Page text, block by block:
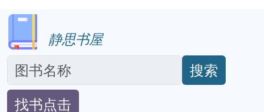
静思书屋
搜索
找书点击